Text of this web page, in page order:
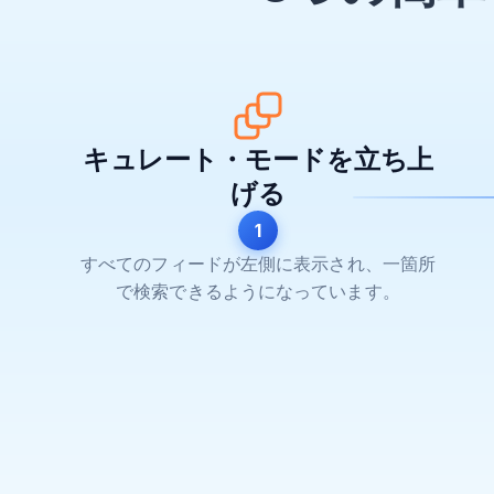
キュレート・モードを立ち上
げる
1
すべてのフィードが左側に表示され、一箇所
で検索できるようになっています。